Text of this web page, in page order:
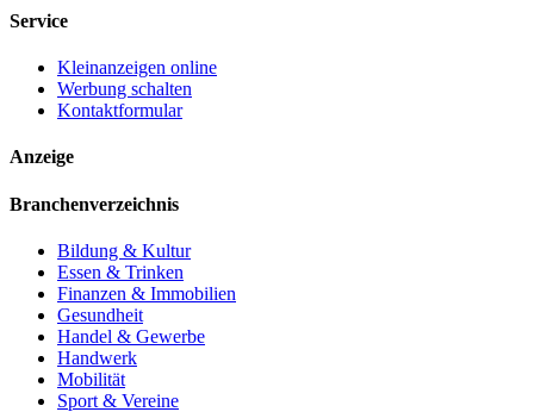
Service
Kleinanzeigen online
Werbung schalten
Kontaktformular
Anzeige
Branchenverzeichnis
Bildung & Kultur
Essen & Trinken
Finanzen & Immobilien
Gesundheit
Handel & Gewerbe
Handwerk
Mobilität
Sport & Vereine